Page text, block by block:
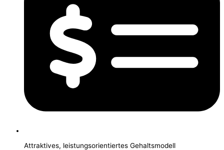
Attraktives, leistungsorientiertes Gehaltsmodell